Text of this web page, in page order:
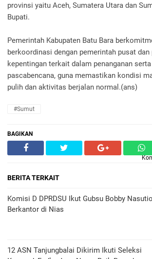
provinsi yaitu Aceh, Sumatera Utara dan
Bupati.
Pemerintah Kabupaten Batu Bara
berkoordinasi dengan pemerintah pusat dan
kepentingan terkait dalam penanganan
pascabencana, guna memastikan kondisi
pulih dan aktivitas berjalan normal.(ans)
#Sumut
BAGIKAN
BERITA TERKAIT
Komisi D DPRDSU Ikut Gubsu Bobby
Berkantor di Nias
12 ASN Tanjungbalai Dikirim Ikuti Seleksi